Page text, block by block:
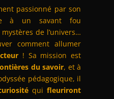
passionné par son
à un savant fou
de l’univers…
comment allumer
! Sa mission est
du savoir, et à
pédagogique, il
quifleuriront